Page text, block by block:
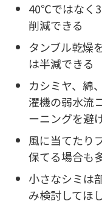
40℃ではなく
削減できる
タンブル乾燥
は半減できる
カシミヤ、綿
濯機の弱水流
ーニングを避
風に当てたり
保てる場合も
小さなシミは
み検討してほ